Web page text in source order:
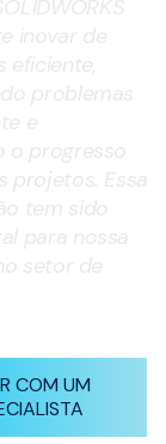
inovar de
eficiente,
problemas
e
o progresso
projetos. Essa
tem sido
para nossa
setor de
COM UM